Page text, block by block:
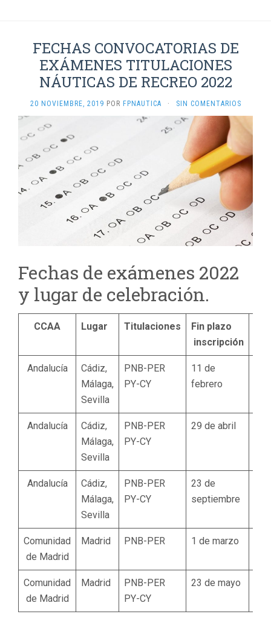
FECHAS CONVOCATORIAS DE
EXÁMENES TITULACIONES
NÁUTICAS DE RECREO 2022
20 NOVIEMBRE, 2019 POR FPNAUTICA · SIN COMENTARIOS
Fechas de exámenes 2022
y lugar de celebración.
CCAA Lugar Titulaciones
Fin plazo
inscripción
Andalucía
Cádiz,
Málaga,
Sevilla
PNB-PER
PY-CY
11 de
febrero
Andalucía
Cádiz,
Málaga,
Sevilla
PNB-PER
PY-CY
29 de abril
Andalucía
Cádiz,
Málaga,
Sevilla
PNB-PER
PY-CY
23 de
septiembre
Comunidad
de Madrid
Madrid PNB-PER 1 de marzo
Comunidad
de Madrid
Madrid
PNB-PER
PY-CY
23 de mayo